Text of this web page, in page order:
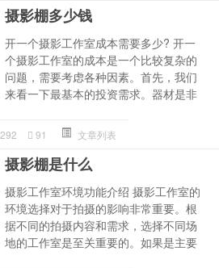
摄影棚多少钱
开一个摄影工作室成本需要多少? 开一
个摄影工作室的成本是一个比较复杂的
问题，需要考虑各种因素。首先，我们
来看一下最基本的投资需求。器材是非
292 91 文章列表
摄影棚是什么
摄影工作室环境功能介绍 摄影工作室的
环境选择对于拍摄的影响非常重要。根
据不同的拍摄内容和需求，选择不同场
地的工作室是至关重要的。如果是主要